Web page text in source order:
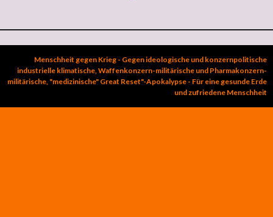
Menschheit gegen Krieg - Gegen ideologische und konzernpolitische
industrielle klimatische, Waffenkonzern-militärische und Pharmakonzern-
militärische, "medizinische" Great Reset"-Apokalypse - Für eine gesunde Erde
und zufriedene Menschheit